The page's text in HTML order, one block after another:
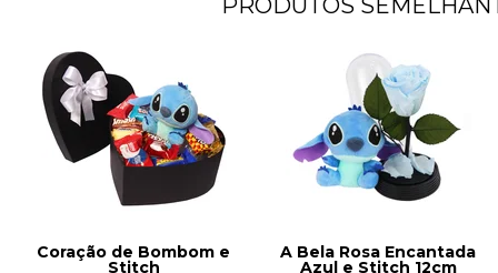
PRODUTOS
Coração de Bombom e
Stitch
A Bela Rosa Encantada
Azul e Stitch 12cm